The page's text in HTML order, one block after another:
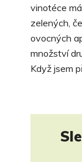
vinotéce
zelených,
ovocných
množství
Když jsem